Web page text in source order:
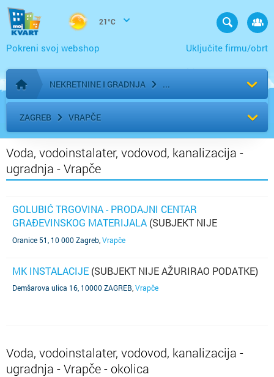
21°C
Uključite firmu/obrt
Pokreni svoj webshop
Početna stranica
NEKRETNINE I GRADNJA
ZAGREB VRAPČE
Voda, vodoinstalater, vodovod, kanalizacija -
ugradnja - Vrapče
GOLUBIĆ TRGOVINA - PRODAJNI CENTAR
GRAĐEVINSKOG MATERIJALA (SUBJEKT NIJE
AŽURIRAO PODATKE)
Oranice 51, 10 000 Zagreb Vrapče
MK INSTALACIJE (SUBJEKT NIJE AŽURIRAO PODATKE)
Demšarova ulica 16, 10000 ZAGREB Vrapče
Voda, vodoinstalater, vodovod, kanalizacija -
ugradnja - Vrapče - okolica